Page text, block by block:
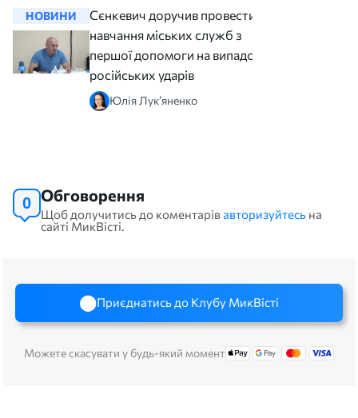
НОВИНИ
Сєнкевич доручив провести
навчання міських служб з
першої допомоги на випадок
російських ударів
Юлія Лук’яненко
0 Обговорення
Щоб долучитись до коментарівавторизуйтесь на
сайті МикВісті.
Приєднатись до Клубу МикВісті
Можете скасувати у будь-який момент